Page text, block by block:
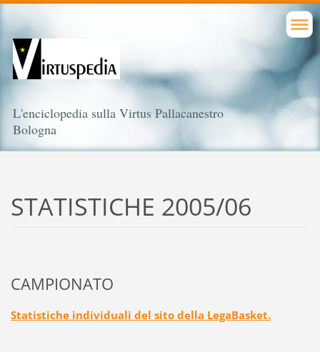
L'enciclopedia sulla Virtus Pallacanestro
Bologna
STATISTICHE 2005/06
CAMPIONATO
Statistiche individuali del sito della LegaBasket.